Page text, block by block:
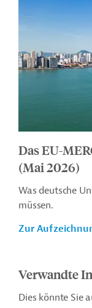
Das EU-
(Mai 2026)
Was deutsche
müssen.
Zur
Verwandte
Dies könnte Sie